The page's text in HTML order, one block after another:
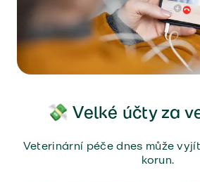
💸 Velké účty za
Veterinární péče dnes může
korun.